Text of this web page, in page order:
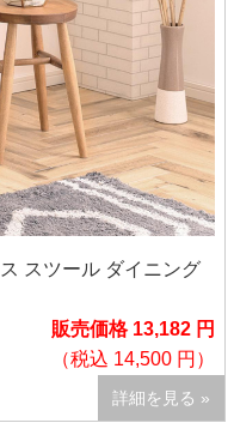
スツール ダイニング
販売価格 13,182 円
（税込 14,500 円）
詳細を見る »